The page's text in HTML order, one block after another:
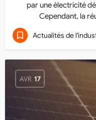
par une électricité
Cependant, la
Actualités de
AVR 17